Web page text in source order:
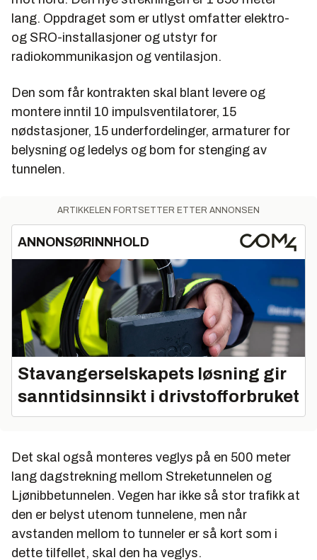
lang. Oppdraget som er utlyst omfatter elektro-
og SRO-installasjoner og utstyr for
radiokommunikasjon og ventilasjon.
Den som får kontrakten skal blant levere og
montere inntil 10 impulsventilatorer, 15
nødstasjoner, 15 underfordelinger, armaturer for
belysning og ledelys og bom for stenging av
tunnelen.
ARTIKKELEN FORTSETTER ETTER ANNONSEN
ANNONSØRINNHOLD
Stavangerselskapets løsning gir
sanntidsinnsikt i drivstofforbruket
Det skal også monteres veglys på en 500 meter
lang dagstrekning mellom Streketunnelen og
Ljønibbetunnelen. Vegen har ikke så stor trafikk at
den er belyst utenom tunnelene, men når
avstanden mellom to tunneler er så kort som i
dette tilfellet, skal den ha veglys.